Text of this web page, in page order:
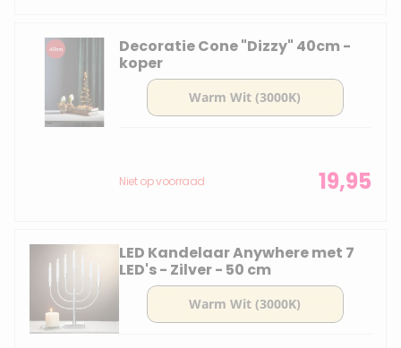
Decoratie Cone "Dizzy" 40cm -
koper
Niet op voorraad 19,95
LED Kandelaar Anywhere met 7
LED's - Zilver - 50 cm